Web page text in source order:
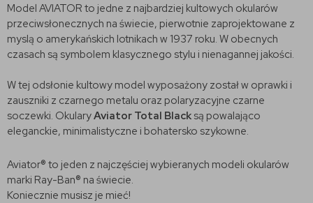
Model AVIATOR to jedne z najbardziej kultowych okularów
przeciwsłonecznych na świecie, pierwotnie zaprojektowane z
myslą o amerykańskich lotnikach w 1937 roku. W obecnych
czasach są symbolem klasycznego stylu i nienagannej jakości.
W tej odsłonie kultowy model wyposażony został w oprawki i
zauszniki z czarnego metalu oraz polaryzacyjne czarne
soczewki. OkularyAviator Total Black są powalająco
eleganckie, minimalistyczne i bohatersko szykowne.
Aviator® to jeden z najczęściej wybieranych modeli okularów
marki Ray-Ban® na świecie.
Koniecznie musisz je mieć!